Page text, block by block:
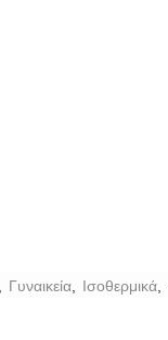
Γυναικεία Ισοθερμικά